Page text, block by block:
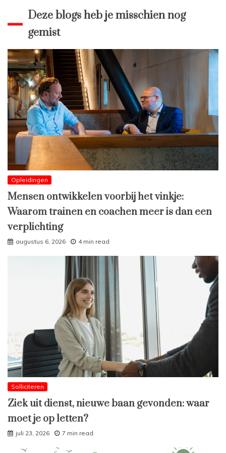
Deze blogs heb je misschien nog
gemist
Opleidingen
Mensen ontwikkelen voorbij het vinkje:
Waarom trainen en coachen meer is dan een
verplichting
augustus 6, 2026 4 min read
Solliciteren
Ziek uit dienst, nieuwe baan gevonden: waar
moet je op letten?
juli 23, 2026 7 min read